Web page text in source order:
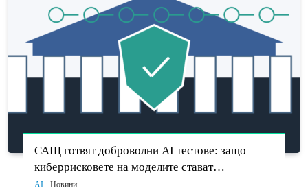
САЩ готвят доброволни AI тестове: защо
киберрисковете на моделите стават
политически въпрос
AI Новини